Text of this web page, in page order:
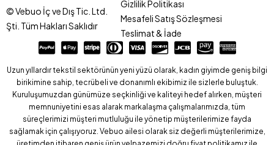
© Vebuo İç ve Dış Tic. Ltd.
Şti. Tüm Hakları Saklıdır
Gizlilik Politikası
Mesafeli Satış Sözleşmesi
Teslimat & İade
Uzun yıllardır tekstil sektörünün yeni yüzü olarak, kadın giyimde geniş bilgi
birikimine sahip, tecrübeli ve donanımlı ekibimiz ile sizlerle buluştuk.
Kuruluşumuzdan günümüze seçkinliği ve kaliteyi hedef alırken, müşteri
memnuniyetini esas alarak markalaşma çalışmalarımızda, tüm
süreçlerimizi müşteri mutluluğu ile yönetip müşterilerimize fayda
sağlamak için çalışıyoruz. Vebuo ailesi olarak siz değerli müşterilerimize,